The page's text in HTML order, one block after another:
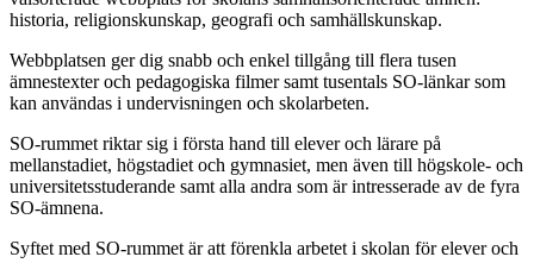
historia, religionskunskap, geografi och samhällskunskap.
Webbplatsen ger dig snabb och enkel tillgång till flera tusen
ämnestexter och pedagogiska filmer samt tusentals SO-länkar som
kan användas i undervisningen och skolarbeten.
SO-rummet riktar sig i första hand till elever och lärare på
mellanstadiet, högstadiet och gymnasiet, men även till högskole- och
universitetsstuderande samt alla andra som är intresserade av de fyra
SO-ämnena.
Syftet med SO-rummet är att förenkla arbetet i skolan för elever och